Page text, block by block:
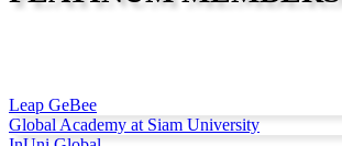
Leap GeBee
Global Academy at Siam University